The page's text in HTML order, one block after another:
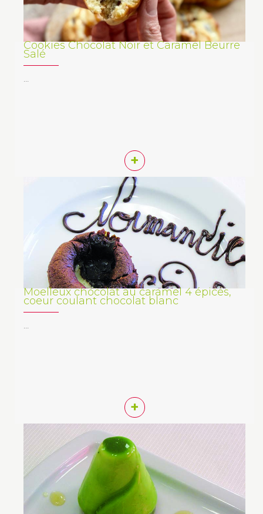
Cookies Chocolat Noir et Caramel Beurre
Salé
…
+
Moelleux chocolat au caramel 4 épices,
coeur coulant chocolat blanc
…
+